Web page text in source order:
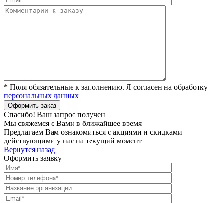
* Поля обязательные к заполнению. Я согласен на обработку
персональных данных
Спасибо! Ваш запрос получен
Мы свяжемся с Вами в ближайшее время
Предлагаем Вам ознакомиться с акциями и скидками
действующими у нас на текущий момент
Вернутся назад
Оформить заявку